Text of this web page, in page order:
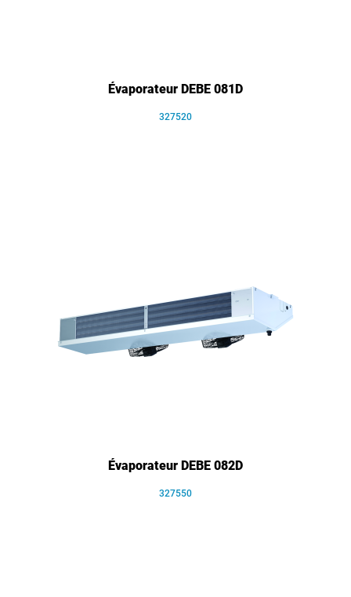
Évaporateur DEBE 081D
327520
Évaporateur DEBE 082D
327550